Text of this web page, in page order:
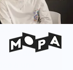
accorde
des décors
où les
dans la
à une